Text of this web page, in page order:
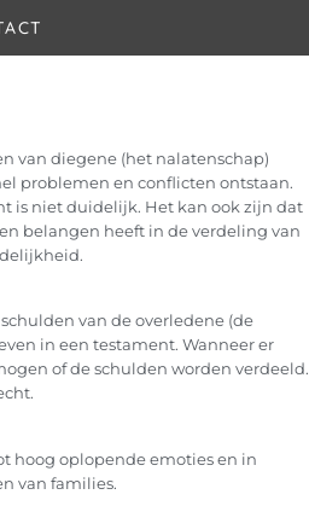
van diegene (het nalatenschap)
problemen en conflicten ontstaan.
is niet duidelijk. Het kan ook zijn dat
belangen heeft in de verdeling van
van de overledene (de
in een testament. Wanneer er
of de schulden worden verdeeld.
hoog oplopende emoties en in
van families.